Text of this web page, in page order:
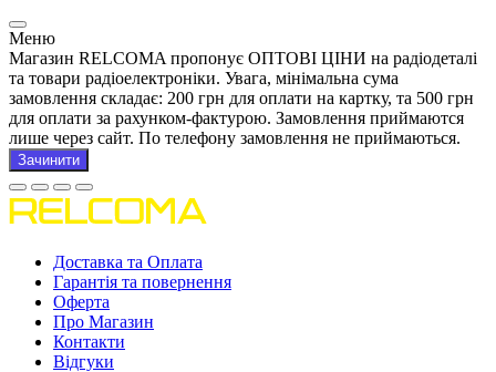
Меню
Магазин RELCOMA пропонує ОПТОВІ ЦІНИ на радіодеталі
та товари радіоелектроніки. Увага, мінімальна сума
замовлення складає: 200 грн для оплати на картку, та 500 грн
для оплати за рахунком-фактурою. Замовлення приймаются
лише через сайт. По телефону замовлення не приймаються.
Зачинити
Доставка та Оплата
Гарантія та повернення
Оферта
Про Магазин
Контакти
Відгуки